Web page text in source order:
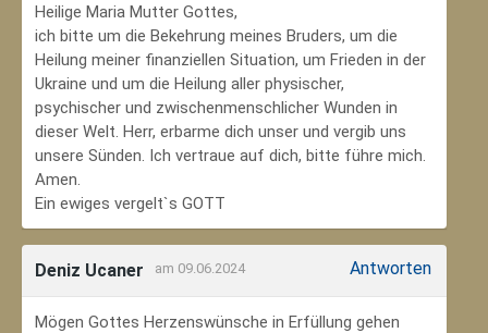
Heilige Maria Mutter Gottes,
ich bitte um die Bekehrung meines Bruders, um die
Heilung meiner finanziellen Situation, um Frieden in der
Ukraine und um die Heilung aller physischer,
psychischer und zwischenmenschlicher Wunden in
dieser Welt. Herr, erbarme dich unser und vergib uns
unsere Sünden. Ich vertraue auf dich, bitte führe mich.
Amen.
Ein ewiges vergelt`s GOTT
Deniz Ucaner am 09.06.2024 Antworten
Mögen Gottes Herzenswünsche in Erfüllung gehen